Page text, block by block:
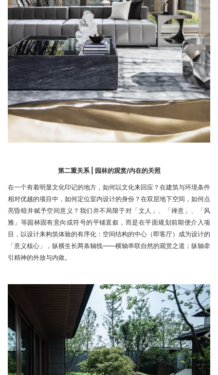
第二重关系 | 园林的观赏/内在的关照
在一个有着明显文化印记的地方，如何以文化来回应？在建筑与环境条件
相对优越的项目中，如何定位室内设计的身份？在双层地下空间，如何点
亮昏暗并赋予空间意义？我们并不局限于对「文人」、「禅意」、「风
雅」等园林固有意向或符号的平铺直叙，而是在平面规划前期便介入项
目，以设计来构筑体验的有序化：空间结构的中心（即客厅）成为设计的
「意义核心」，纵横生长两条轴线——横轴串联自然的观赏之道；纵轴牵
引精神的外放与内敛。